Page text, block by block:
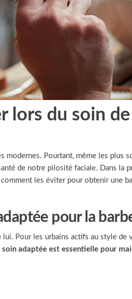
lors du soin
modernes. Pourtant, même les plus
de notre pilosité faciale. Dans la
les éviter pour obtenir une
pour la
Pour les urbains actifs au style de
soin adaptée est essentielle pour